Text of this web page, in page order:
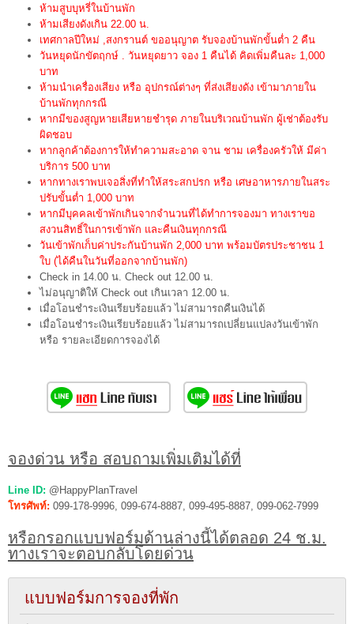
ห้ามสูบบุหรี่ในบ้านพัก
ห้ามเสียงดังเกิน 22.00 น.
เทศกาลปีใหม่ ,สงกรานต์ ขออนุญาต รับจองบ้านพักขั้นต่ำ 2 คืน
วันหยุดนักขัตฤกษ์ . วันหยุดยาว จอง 1 คืนได้ คิดเพิ่มคืนละ 1,000
บาท
ห้ามนำเครื่องเสียง หรือ อุปกรณ์ต่างๆ ที่ส่งเสียงดัง เข้ามาภายใน
บ้านพักทุกกรณี
หากมีของสูญหายเสียหายชำรุด ภายในบริเวณบ้านพัก ผู้เช่าต้องรับ
ผิดชอบ
หากลูกค้าต้องการให้ทำความสะอาด จาน ชาม เครื่องครัวให้ มีค่า
บริการ 500 บาท
หากทางเราพบเจอสิ่งที่ทำให้สระสกปรก หรือ เศษอาหารภายในสระ
ปรับขั้นต่ำ 1,000 บาท
หากมีบุคคลเข้าพักเกินจากจำนวนที่ได้ทำการจองมา ทางเราขอ
สงวนสิทธิ์ในการเข้าพัก และคืนเงินทุกกรณี
วันเข้าพักเก็บค่าประกันบ้านพัก 2,000 บาท พร้อมบัตรประชาชน 1
ใบ (ได้คืนในวันที่ออกจากบ้านพัก)
Check in 14.00 น. Check out 12.00 น.
ไม่อนุญาติให้ Check out เกินเวลา 12.00 น.
เมื่อโอนชำระเงินเรียบร้อยแล้ว ไม่สามารถคืนเงินได้
เมื่อโอนชำระเงินเรียบร้อยแล้ว ไม่สามารถเปลี่ยนแปลงวันเข้าพัก
หรือ รายละเอียดการจองได้
จองด่วน หรือ สอบถามเพิ่มเติมได้ที่
Line ID: @HappyPlanTravel
โทรศัพท์: 099-178-9996, 099-674-8887, 099-495-8887, 099-062-7999
หรือกรอกแบบฟอร์มด้านล่างนี้ได้ตลอด 24 ช.ม.
ทางเราจะตอบกลับโดยด่วน
แบบฟอร์มการจองที่พัก